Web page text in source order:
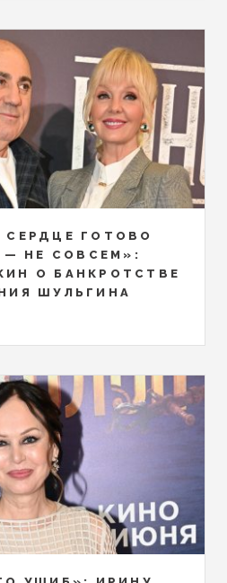
СЕРДЦЕ ГОТОВО
— НЕ СОВСЕМ»:
О БАНКРОТСТВЕ
ШУЛЬГИНА